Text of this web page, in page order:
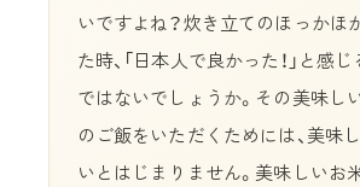
いですよね？炊き立てのほっかほ
た時、「日本人で良かった！」と感
ではないでしょうか。その美味し
のご飯をいただくためには、美味
いとはじまりません。美味しいお